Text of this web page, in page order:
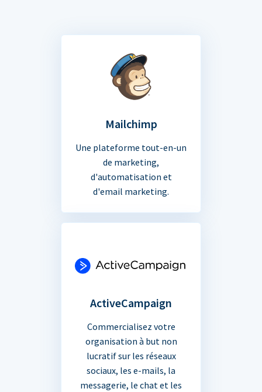
Mailchimp
Une plateforme tout-en-un
de marketing,
d'automatisation et
d'email marketing.
ActiveCampaign
Commercialisez votre
organisation à but non
lucratif sur les réseaux
sociaux, les e-mails, la
messagerie, le chat et les